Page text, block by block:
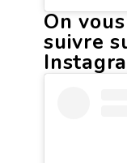
On
suivre